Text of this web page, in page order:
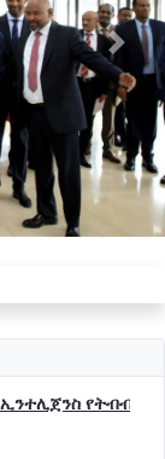
Next
የትብብር